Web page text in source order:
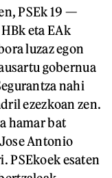
PSEk 19 —
eta EAk
luzaz egon
gobernua
nahi
ezezkoan zen.
hamar bat
Antonio
PSEkoek esaten